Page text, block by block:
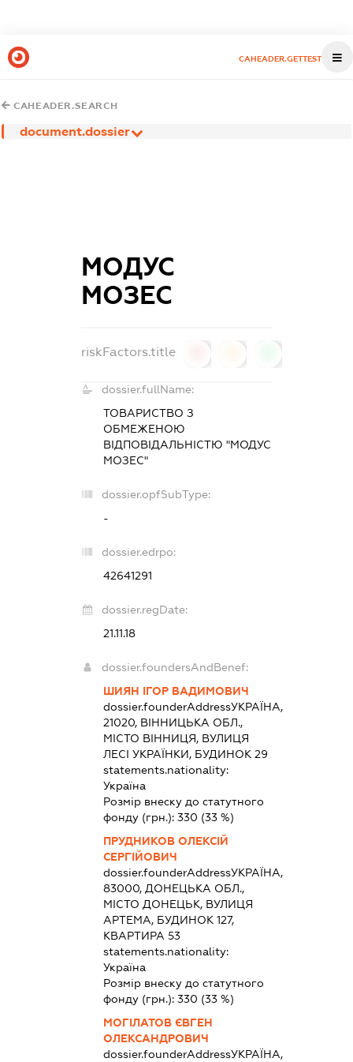
CAHEADER.GETTEST
CAHEADER.SEARCH
document.dossier
МОДУС
МОЗЕС
riskFactors.title
dossier.fullName:
ТОВАРИСТВО З
ОБМЕЖЕНОЮ
ВІДПОВІДАЛЬНІСТЮ "МОДУС
МОЗЕС"
dossier.opfSubType:
-
dossier.edrpo:
42641291
dossier.regDate:
21.11.18
dossier.foundersAndBenef:
ШИЯН ІГОР ВАДИМОВИЧ
dossier.founderAddressУКРАЇНА,
21020, ВІННИЦЬКА ОБЛ.,
МІСТО ВІННИЦЯ, ВУЛИЦЯ
ЛЕСІ УКРАЇНКИ, БУДИНОК 29
statements.nationality:
Україна
Розмір внеску до статутного
фонду (грн.): 330 (33 %)
ПРУДНИКОВ ОЛЕКСІЙ
СЕРГІЙОВИЧ
dossier.founderAddressУКРАЇНА,
83000, ДОНЕЦЬКА ОБЛ.,
МІСТО ДОНЕЦЬК, ВУЛИЦЯ
АРТЕМА, БУДИНОК 127,
КВАРТИРА 53
statements.nationality:
Україна
Розмір внеску до статутного
фонду (грн.): 330 (33 %)
МОГІЛАТОВ ЄВГЕН
ОЛЕКСАНДРОВИЧ
dossier.founderAddressУКРАЇНА,